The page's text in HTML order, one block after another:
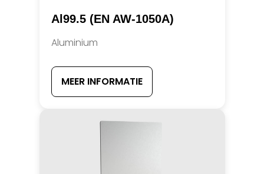
Al99.5 (EN AW-1050A)
Aluminium
MEER INFORMATIE